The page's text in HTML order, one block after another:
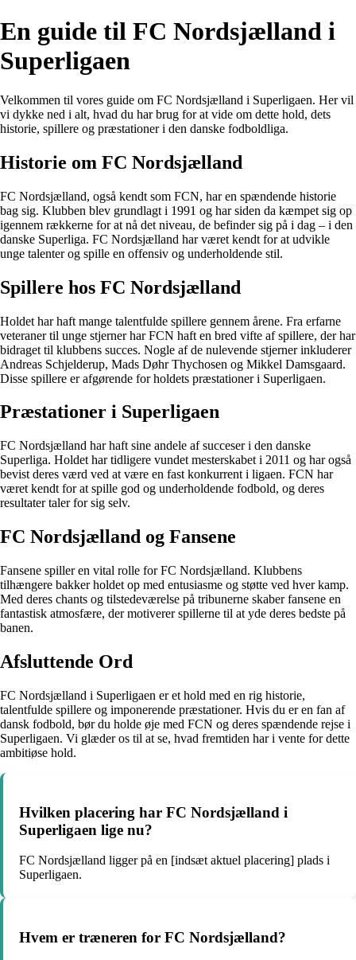
En guide til FC Nordsjælland i
Superligaen
Velkommen til vores guide om FC Nordsjælland i Superligaen. Her vil
vi dykke ned i alt, hvad du har brug for at vide om dette hold, dets
historie, spillere og præstationer i den danske fodboldliga.
Historie om FC Nordsjælland
FC Nordsjælland, også kendt som FCN, har en spændende historie
bag sig. Klubben blev grundlagt i 1991 og har siden da kæmpet sig op
igennem rækkerne for at nå det niveau, de befinder sig på i dag – i den
danske Superliga. FC Nordsjælland har været kendt for at udvikle
unge talenter og spille en offensiv og underholdende stil.
Spillere hos FC Nordsjælland
Holdet har haft mange talentfulde spillere gennem årene. Fra erfarne
veteraner til unge stjerner har FCN haft en bred vifte af spillere, der har
bidraget til klubbens succes. Nogle af de nulevende stjerner inkluderer
Andreas Schjelderup, Mads Døhr Thychosen og Mikkel Damsgaard.
Disse spillere er afgørende for holdets præstationer i Superligaen.
Præstationer i Superligaen
FC Nordsjælland har haft sine andele af succeser i den danske
Superliga. Holdet har tidligere vundet mesterskabet i 2011 og har også
bevist deres værd ved at være en fast konkurrent i ligaen. FCN har
været kendt for at spille god og underholdende fodbold, og deres
resultater taler for sig selv.
FC Nordsjælland og Fansene
Fansene spiller en vital rolle for FC Nordsjælland. Klubbens
tilhængere bakker holdet op med entusiasme og støtte ved hver kamp.
Med deres chants og tilstedeværelse på tribunerne skaber fansene en
fantastisk atmosfære, der motiverer spillerne til at yde deres bedste på
banen.
Afsluttende Ord
FC Nordsjælland i Superligaen er et hold med en rig historie,
talentfulde spillere og imponerende præstationer. Hvis du er en fan af
dansk fodbold, bør du holde øje med FCN og deres spændende rejse i
Superligaen. Vi glæder os til at se, hvad fremtiden har i vente for dette
ambitiøse hold.
Hvilken placering har FC Nordsjælland i
Superligaen lige nu?
FC Nordsjælland ligger på en [indsæt aktuel placering] plads i
Superligaen.
Hvem er træneren for FC Nordsjælland?